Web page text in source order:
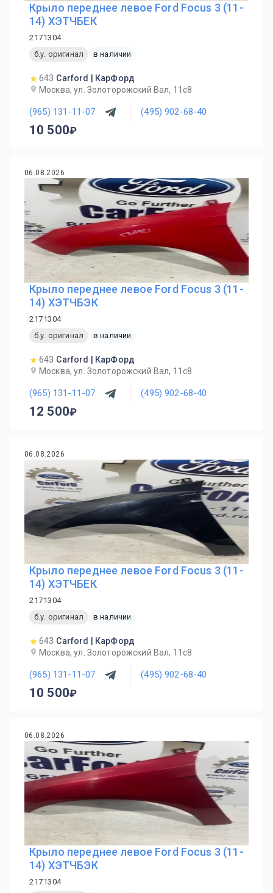
Крыло переднее левое Ford Focus 3 (11-
14) ХЭТЧБЕК
2171304
б.у. оригинал
в наличии
643 Carford | КарФорд
Москва, ул. Золоторожский Вал, 11с8
(965) 131-11-07 (495) 902-68-40
10 500
06.08.2026
Крыло переднее левое Ford Focus 3 (11-
14) ХЭТЧБЭК
2171304
б.у. оригинал
в наличии
643 Carford | КарФорд
Москва, ул. Золоторожский Вал, 11с8
(965) 131-11-07 (495) 902-68-40
12 500
06.08.2026
Крыло переднее левое Ford Focus 3 (11-
14) ХЭТЧБЕК
2171304
б.у. оригинал
в наличии
643 Carford | КарФорд
Москва, ул. Золоторожский Вал, 11с8
(965) 131-11-07 (495) 902-68-40
10 500
06.08.2026
Крыло переднее левое Ford Focus 3 (11-
14) ХЭТЧБЭК
2171304